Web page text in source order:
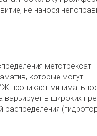
не нанося
метотрексат
которые могут
проникает
варьирует в широких